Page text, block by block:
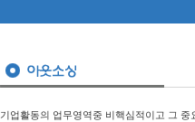
기업활동의 업무영역중 비핵심적이고 그